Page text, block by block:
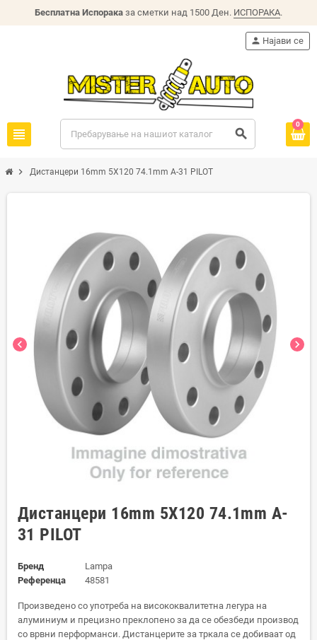
Бесплатна Испорака за сметки над 1500 Ден. ИСПОРАКА.
view_headline search
person Најави се
0
chevron_right Дистанцери 16mm 5X120 74.1mm A-31 PILOT
chevron_left chevron_right
Дистанцери 16mm 5X120 74.1mm A-
31 PILOT
Бренд
Lampa
Референца
48581
Произведено со употреба на висококвалитетна легура на
алуминиум и прецизно преклопено за да се обезбеди производ
со врвни перформанси. Дистанцерите за тркала се добиваат од